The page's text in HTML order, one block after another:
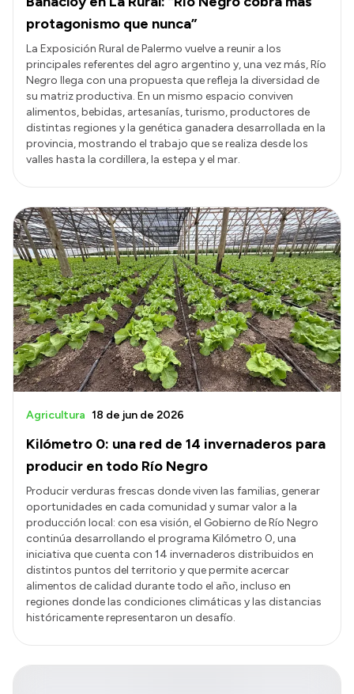
protagonismo que nunca”
La Exposición Rural de Palermo vuelve a reunir a los
principales referentes del agro argentino y, una vez más, Río
Negro llega con una propuesta que refleja la diversidad de
su matriz productiva. En un mismo espacio conviven
alimentos, bebidas, artesanías, turismo, productores de
distintas regiones y la genética ganadera desarrollada en la
provincia, mostrando el trabajo que se realiza desde los
valles hasta la cordillera, la estepa y el mar.
Kilómetro 0: una red de 14 invernaderos para
producir en todo Río Negro
Agricultura 18 de jun de 2026
Producir verduras frescas donde viven las familias, generar
oportunidades en cada comunidad y sumar valor a la
producción local: con esa visión, el Gobierno de Río Negro
continúa desarrollando el programa Kilómetro 0, una
iniciativa que cuenta con 14 invernaderos distribuidos en
distintos puntos del territorio y que permite acercar
alimentos de calidad durante todo el año, incluso en
regiones donde las condiciones climáticas y las distancias
históricamente representaron un desafío.